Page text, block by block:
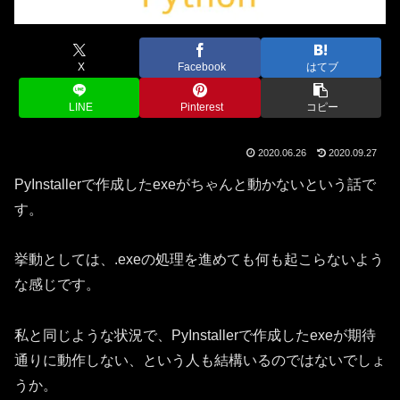
X Facebook はてブ
LINE Pinterest コピー
2020.06.26 2020.09.27
PyInstallerで作成したexeがちゃんと動かないという話で
す。
挙動としては、.exeの処理を進めても何も起こらないよう
な感じです。
私と同じような状況で、PyInstallerで作成したexeが期待
通りに動作しない、という人も結構いるのではないでしょ
うか。